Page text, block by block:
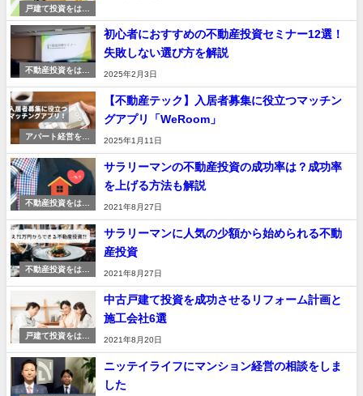
戸建て投資をはじ
める
不動産投資をはじ
初心者におすすめの不動産投資セミナー12選！
失敗しない選び方を解説
2025年2月3日
アパート経営を始
【不動産テック】入居者募集に役立つマッチン
グアプリ「WeRoom」
2025年1月11日
不動産投資をはじ
サラリーマンの不動産投資の成功率は？成功率
を上げる方法も解説
2021年8月27日
不動産投資をはじ
サラリーマンに人気の少額から始められる不動
産投資
2021年8月27日
戸建て投資をはじ
中古戸建て投資を成功させるリフォーム計画と
施工会社6選
2021年8月20日
ニッテイライフにマンション経営の相談をしま
した